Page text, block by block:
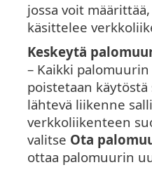
jossa voit
käsittelee
Keskeytä
– Kaikki
poistetaan käytöstä
lähtevä liikenne
verkkoliikenteen
valitse Ota
ottaa palomuurin